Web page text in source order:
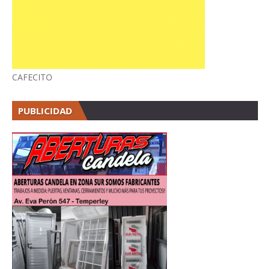
CAFECITO
PUBLICIDAD